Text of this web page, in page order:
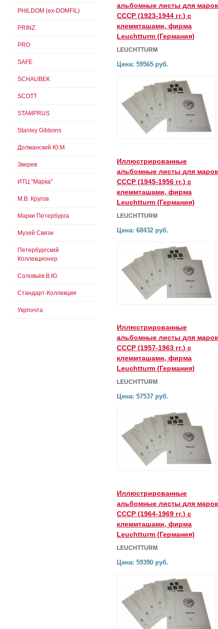
альбомные листы для марок
СССР (1923-1944 гг.) с
клеммташами, фирма
Leuchtturm (Германия)
LEUCHTTURM
Цена: 59565 руб.
Иллюстрированные
альбомные листы для марок
СССР (1945-1956 гг.) с
клеммташами, фирма
Leuchtturm (Германия)
LEUCHTTURM
Цена: 68432 руб.
Иллюстрированные
альбомные листы для марок
СССР (1957-1963 гг.) с
клеммташами, фирма
Leuchtturm (Германия)
LEUCHTTURM
Цена: 57537 руб.
Иллюстрированные
альбомные листы для марок
СССР (1964-1969 гг.) с
клеммташами, фирма
Leuchtturm (Германия)
LEUCHTTURM
Цена: 59390 руб.
PHILDOM (ex-DOMFIL)
PRINZ
PRO
SAFE
SCHAUBEK
SCOTT
STAMPRUS
Stanley Gibbons
Должанский Ю.М.
Зверев
ИТЦ "Марка"
М.В. Кругов
Марки Петербурга
Музей Связи
Петербургский
Коллекционер
Соловьёв В.Ю.
Стандарт-Коллекция
Укрпочта